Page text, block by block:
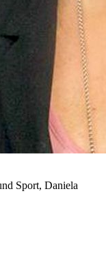
Sport, Daniela